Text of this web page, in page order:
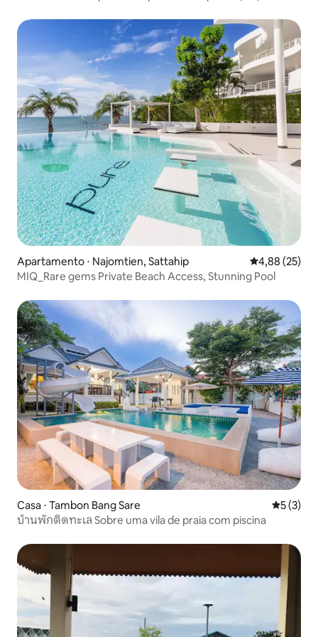
Apartamento ⋅ Najomtien, Sattahip 4,88 de uma
4,88 (25)
MIQ_Rare gems Private Beach Access, Stunning Pool
Casa ⋅ Tambon Bang Sare 5 de
5 (3)
บ้านพักติดทะเล Sobre uma vila de praia com piscina